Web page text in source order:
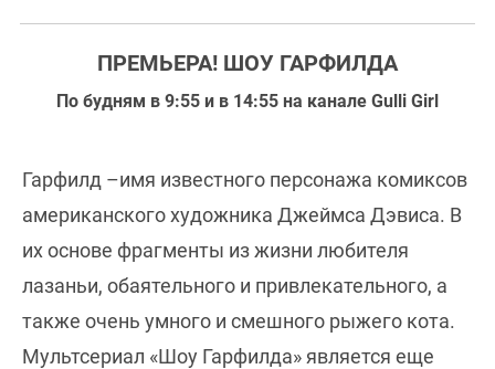
ПРЕМЬЕРА! ШОУ ГАРФИЛДА
По будням в 9:55 и в 14:55 на канале Gulli Girl
Гарфилд –имя известного персонажа комиксов
американского художника Джеймса Дэвиса. В
их основе фрагменты из жизни любителя
лазаньи, обаятельного и привлекательного, а
также очень умного и смешного рыжего кота.
Мультсериал «Шоу Гарфилда» является еще